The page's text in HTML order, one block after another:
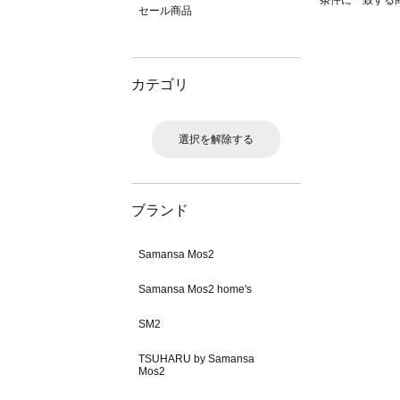
セール商品
カテゴリ
選択を解除する
ブランド
Samansa Mos2
Samansa Mos2 home's
SM2
TSUHARU by Samansa
Mos2